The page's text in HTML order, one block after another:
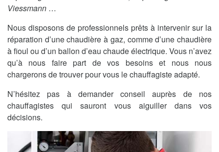
Viessmann …
Nous disposons de professionnels prêts à intervenir sur la
réparation d’une chaudière à gaz, comme d’une chaudière
à fioul ou d’un ballon d’eau chaude électrique. Vous n’avez
qu’à nous faire part de vos besoins et nous nous
chargerons de trouver pour vous le chauffagiste adapté.
N’hésitez pas à demander conseil auprès de nos
chauffagistes qui sauront vous aiguiller dans vos
décisions.